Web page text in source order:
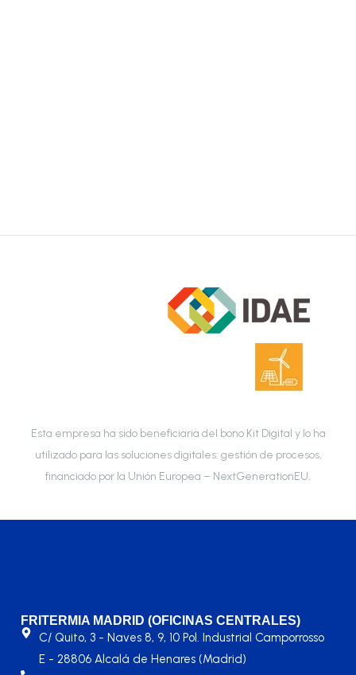
Esta empresa ha sido beneficiaria del bono Kit Digital y lo ha
utilizado para las soluciones digitales: gestión de procesos,
financiado por la Unión Europea – NextGenerationEU.
FRITERMIA MADRID (OFICINAS CENTRALES)
C/ Quito, 3 - Naves 8, 9, 10 Pol. Industrial Camporrosso
E - 28806 Alcalá de Henares (Madrid)